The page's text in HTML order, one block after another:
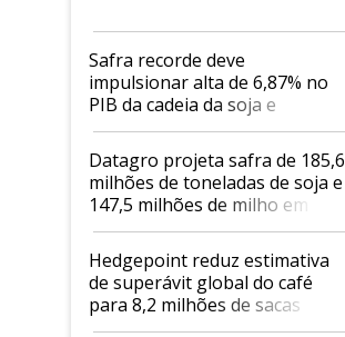
Safra recorde deve
impulsionar alta de 6,87% no
PIB da cadeia da soja e
biodiesel em 2026
Datagro projeta safra de 185,6
milhões de toneladas de soja e
147,5 milhões de milho em
2026/27
Hedgepoint reduz estimativa
de superávit global do café
para 8,2 milhões de sacas